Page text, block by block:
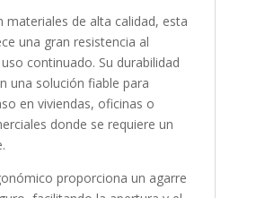
materiales de alta calidad, esta
una gran resistencia al
continuado. Su durabilidad
una solución fiable para
en viviendas, oficinas o
donde se requiere un
proporciona un agarre